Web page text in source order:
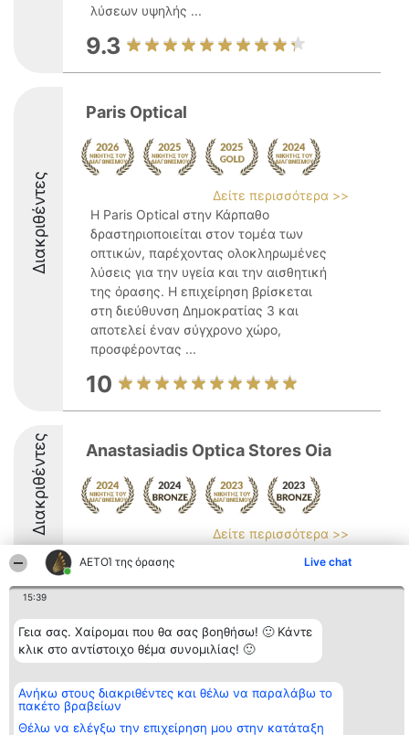
ΑΕΤΟΊ της όρασης Live chat
15:39
Γεια σας. Χαίρομαι που θα σας βοηθήσω! 🙂 Κάντε
κλικ στο αντίστοιχο θέμα συνομιλίας! 🙂
Ανήκω στους διακριθέντες και θέλω να παραλάβω το
πακέτο βραβείων
Θέλω να ελέγξω την επιχείρηση μου στην κατάταξη
λύσεων υψηλής ...
9.3
Διακριθέντες
Paris Optical
Δείτε περισσότερα >>
Η Paris Optical στην Κάρπαθο
δραστηριοποιείται στον τομέα των
οπτικών, παρέχοντας ολοκληρωμένες
λύσεις για την υγεία και την αισθητική
της όρασης. Η επιχείρηση βρίσκεται
στη διεύθυνση Δημοκρατίας 3 και
αποτελεί έναν σύγχρονο χώρο,
προσφέροντας ...
10
Διακριθέντες Anastasiadis Optica Stores Oia
Δείτε περισσότερα >>
Διοργανωτής της
κατάταξης
BEAUTIFUL COMPANY
ΤΗΛ. ΕΠΙΚΟΙΝΩΝΙΑΣ:
2104128019
email:
aetoi@beautifulcompany.co
Κατάταξη
Διακριθέντες
Λίστα όλων
διακριθέντων
Μεθοδολογία
προϋποθέσεις
Επικοινωνία